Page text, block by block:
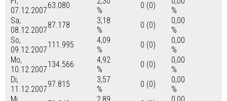
07.12.2007
63.080
%
0 (0)
%
Sa,
08.12.2007
87.178
3,18
%
0 (0)
0,00
%
So,
09.12.2007
111.995
4,09
%
0 (0)
0,00
%
Mo,
10.12.2007
134.566
4,92
%
0 (0)
0,00
%
Di,
11.12.2007
97.815
3,57
%
0 (0)
0,00
%